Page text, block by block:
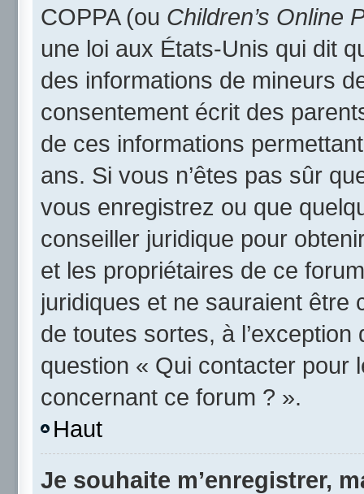
COPPA (ou Children’s Online
une loi aux États-Unis qui dit
des informations de mineurs
consentement écrit des
de ces informations
ans. Si vous n’êtes pas sûr
vous enregistrez ou que
conseiller juridique pour
et les propriétaires de ce
juridiques et ne sauraient être
de toutes sortes, à
question « Qui contacter pour
concernant ce forum ? ».
Haut
Je souhaite m’enregistrer,